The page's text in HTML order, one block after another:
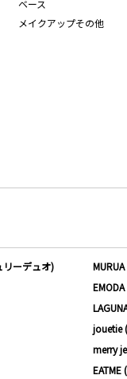
ベース
メイクアップその他
リーデュオ)
jouetie
merry
EATME